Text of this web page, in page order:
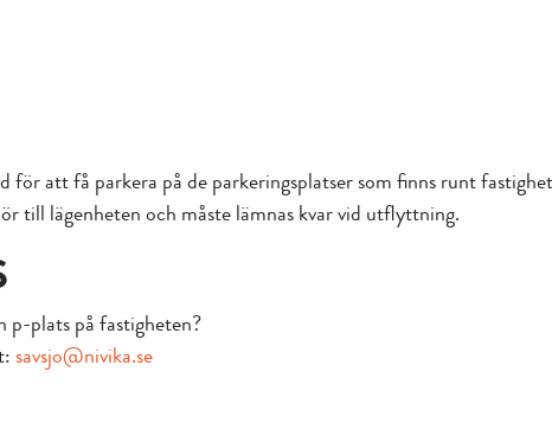
för att få parkera på de parkeringsplatser som finns runt
till lägenheten och måste lämnas kvar vid utflyttning.
p-plats på fastigheten?
savsjo@nivika.se